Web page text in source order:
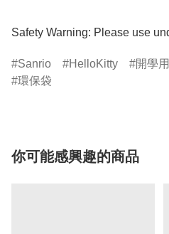
Safety Warning: Please use
Sanrio HelloKitty 開學
環保袋
你可能感興趣的商品